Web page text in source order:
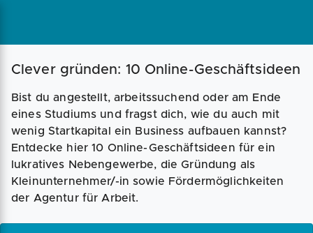
Clever gründen: 10 Online-Geschäftsideen
Bist du angestellt, arbeitssuchend oder am Ende
eines Studiums und fragst dich, wie du auch mit
wenig Startkapital ein Business aufbauen kannst?
Entdecke hier 10 Online-Geschäftsideen für ein
lukratives Nebengewerbe, die Gründung als
Kleinunternehmer/-in sowie Fördermöglichkeiten
der Agentur für Arbeit.